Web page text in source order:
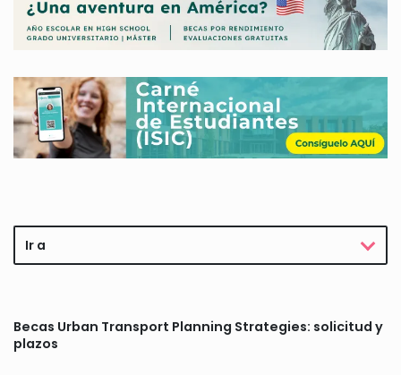
Ir a
Becas Urban Transport Planning Strategies: solicitud y
plazos